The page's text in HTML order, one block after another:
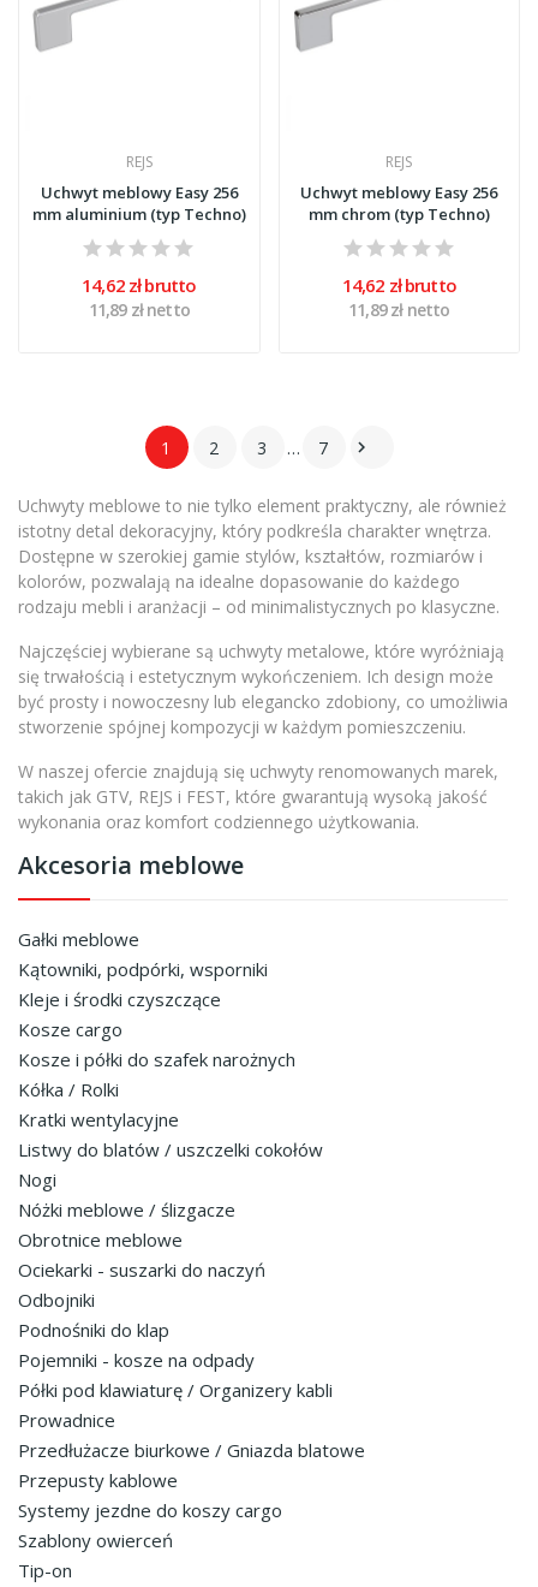
Akcesoria meblowe
Gałki meblowe
Kątowniki, podpórki, wsporniki
Kleje i środki czyszczące
Kosze cargo
Kosze i półki do szafek narożnych
Kółka / Rolki
Kratki wentylacyjne
Listwy do blatów / uszczelki cokołów
Nogi
Nóżki meblowe / ślizgacze
Obrotnice meblowe
Ociekarki - suszarki do naczyń
Odbojniki
Podnośniki do klap
Pojemniki - kosze na odpady
Półki pod klawiaturę / Organizery kabli
Prowadnice
Przedłużacze biurkowe / Gniazda blatowe
Przepusty kablowe
Systemy jezdne do koszy cargo
Szablony owierceń
Tip-on
REJS
Uchwyt meblowy Easy 256
mm aluminium (typ Techno)
14,62 zł brutto
11,89 zł netto
REJS
Uchwyt meblowy Easy 256
mm chrom (typ Techno)
14,62 zł brutto
11,89 zł netto
1 2 3 … 7 
Uchwyty meblowe to nie tylko element praktyczny, ale również
istotny detal dekoracyjny, który podkreśla charakter wnętrza.
Dostępne w szerokiej gamie stylów, kształtów, rozmiarów i
kolorów, pozwalają na idealne dopasowanie do każdego
rodzaju mebli i aranżacji – od minimalistycznych po klasyczne.
Najczęściej wybierane są uchwyty metalowe, które wyróżniają
się trwałością i estetycznym wykończeniem. Ich design może
być prosty i nowoczesny lub elegancko zdobiony, co umożliwia
stworzenie spójnej kompozycji w każdym pomieszczeniu.
W naszej ofercie znajdują się uchwyty renomowanych marek,
takich jak GTV, REJS i FEST, które gwarantują wysoką jakość
wykonania oraz komfort codziennego użytkowania.